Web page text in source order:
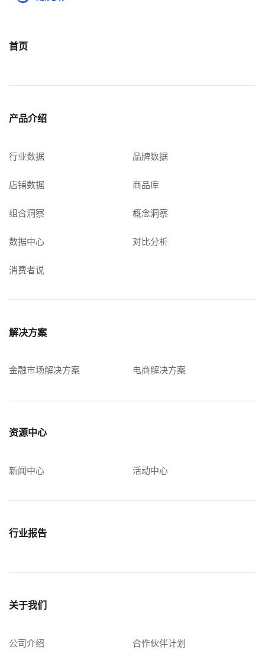
首页
产品介绍
行业数据 品牌数据
店铺数据 商品库
组合洞察 概念洞察
数据中心 对比分析
消费者说
解决方案
金融市场解决方案 电商解决方案
资源中心
新闻中心 活动中心
行业报告
关于我们
公司介绍 合作伙伴计划